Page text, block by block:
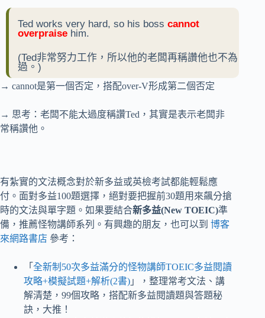
Ted works very hard, so his boss cannot
overpraise him.
(Ted非常努力工作，所以他的老闆再稱讚他也不為
過。)
→ cannot是第一個否定，搭配over-V形成第二個否定
→ 思考：老闆不能太過度稱讚Ted，其實是表示老闆非
常稱讚他。
有紮實的文法概念對於新多益或英檢考試都能輕鬆應
付。面對多益100題選擇，絕對要把握前30題用來飆分搶
時的文法與單字題。如果要結合新多益(New TOEIC)準
備，推薦怪物講師系列。有興趣的朋友，也可以到 博客
來網路書店 參考：
「 全新制50次多益滿分的怪物講師TOEIC多益閱讀
攻略+模擬試題+解析(2書) 」，整理常考文法、講
解清楚，99個攻略，搭配新多益閱讀題與答題秘
訣，大推！